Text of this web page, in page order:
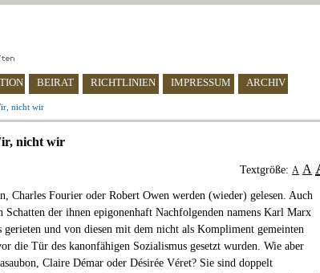
BEIRAT RICHTLINIEN IMPRESSUM ARCHIV
nicht wir
nicht wir
Textgröße: A A
Charles Fourier oder Robert Owen werden (wieder) gelesen. Auch
Schatten der ihnen epigonenhaft Nachfolgenden namens Karl Marx
und von diesen mit dem nicht als Kompliment gemeinten
die Tür des kanonfähigen Sozialismus gesetzt wurden. Wie aber
Claire Démar oder Désirée Véret? Sie sind doppelt